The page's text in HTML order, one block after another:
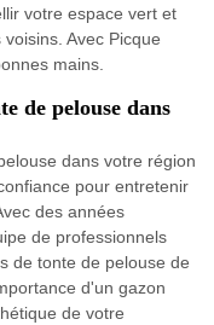
votre espace vert et
Avec Picque
mains.
de pelouse dans
dans votre région
pour entretenir
des années
de professionnels
de tonte de pelouse de
d'un gazon
de votre